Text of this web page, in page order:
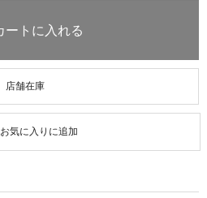
店舗在庫
お気に入りに追加